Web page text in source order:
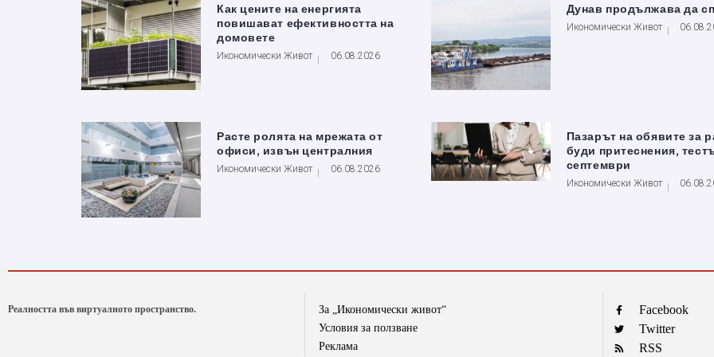
Как цените на енергията
повишават ефективността на
домовете
Икономически Живот 06.08.2026
Дунав продължава да
Икономически Живот
Расте ролята на мрежата от
офиси, извън централния
Икономически Живот 06.08.2026
Пазарът на обявите за
буди притеснения,
септември
Икономически Живот
Реалността във виртуалното пространство.
За „Икономически живот“
Условия за ползване
Реклама
Facebook
Twitter
RSS